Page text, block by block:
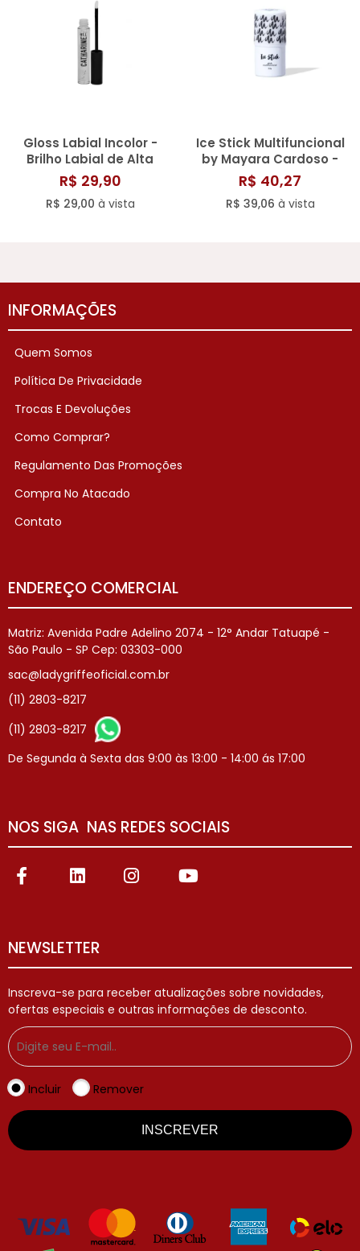
Gloss Labial Incolor -
Brilho Labial de Alta
Fixação - Catharine Hill
R$ 29,90
R$ 29,00 à vista
Ice Stick Multifuncional
by Mayara Cardoso -
Catharine Hill
R$ 40,27
R$ 39,06 à vista
INFORMAÇÕES
Quem Somos
Política De Privacidade
Trocas E Devoluções
Como Comprar?
Regulamento Das Promoções
Compra No Atacado
Contato
ENDEREÇO COMERCIAL
Matriz: Avenida Padre Adelino 2074 - 12° Andar Tatuapé -
São Paulo - SP Cep: 03303-000
sac@ladygriffeoficial.com.br
(11) 2803-8217
(11) 2803-8217
De Segunda à Sexta das 9:00 às 13:00 - 14:00 ás 17:00
NOS SIGA NAS REDES SOCIAIS
NEWSLETTER
Inscreva-se para receber atualizações sobre novidades,
ofertas especiais e outras informações de desconto.
Incluir Remover
INSCREVER